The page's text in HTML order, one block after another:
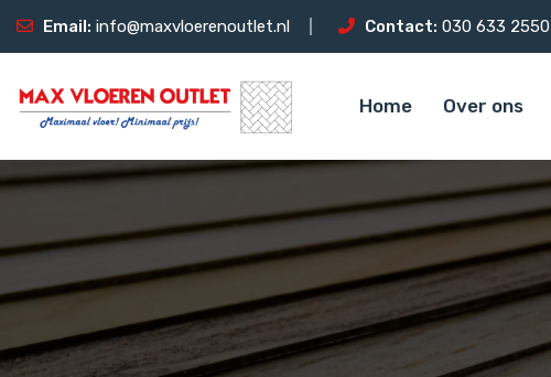
Email: info@maxvloerenoutlet.nl Contact: 030 633 2550
Home Over ons